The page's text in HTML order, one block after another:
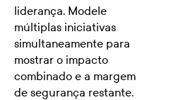
liderança. Modele
múltiplas iniciativas
simultaneamente para
mostrar o impacto
combinado e a margem
de segurança restante.